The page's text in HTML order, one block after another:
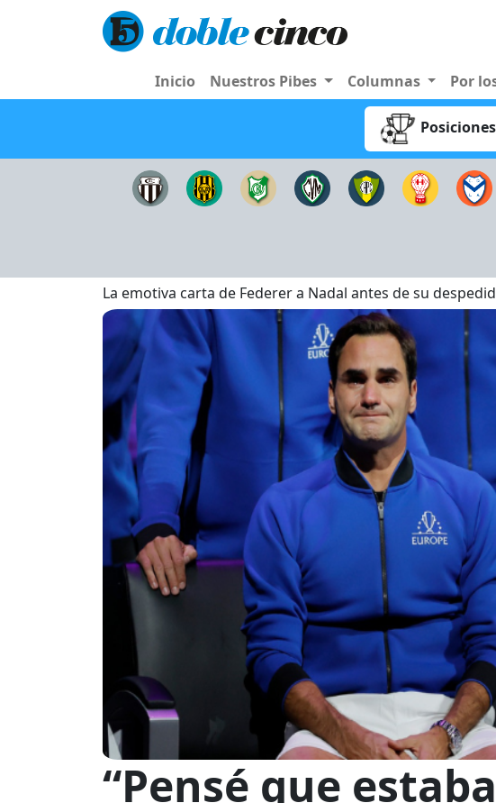
Inicio Nuestros Pibes Columnas Por
Posiciones
La emotiva carta de Federer a Nadal antes de su
“Pensé que